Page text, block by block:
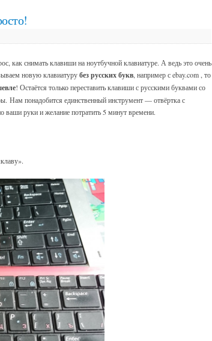
как снимать клавиши на ноутбучной клавиатуре. А ведь это очень
новую клавиатурубез русских букв, например с ebay.com , то
! Остаётся только переставить клавиши с русскими буквами со
Нам понадобится единственный инструмент — отвёртка с
ваши руки и желание потратить 5 минут времени.